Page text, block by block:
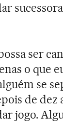
ser
o que
se
de dez
jogo.